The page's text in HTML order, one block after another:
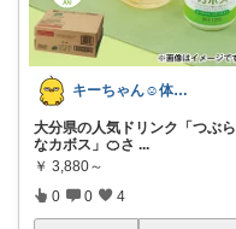
キーちゃん☺️体に良い事大好き健康オタク
大分県の人気ドリンク「つぶら
なカボス」🍊さ ...
￥ 3,880～
0 0 4